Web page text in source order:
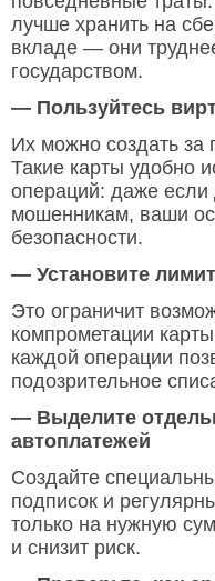
лучше хранить на
вкладе — они
государством.
— Пользуйтесь
Их можно создать за
Такие карты удобно
операций: даже если
мошенникам, ваши
безопасности.
— Установите
Это ограничит
компрометации
каждой операции
подозрительное
— Выделите
автоплатежей
Создайте
подписок и
только на нужную
и снизит риск.